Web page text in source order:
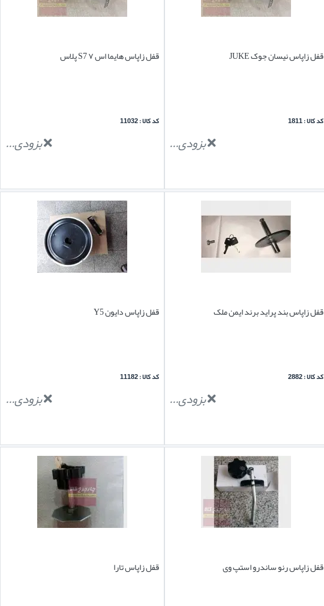
قفل زاپاس نیسان جوک JUKE
کد کالا : 1811
بزودی...
قفل زاپاس هایما اس ۷ S7 پلاس
کد کالا : 11032
بزودی...
قفل زاپاس بند پراید برند ایمن ملک
کد کالا : 2882
بزودی...
قفل زاپاس دایون Y5
کد کالا : 11182
بزودی...
قفل زاپاس رنو ساندرو استپ وی قفل زاپاس تارا